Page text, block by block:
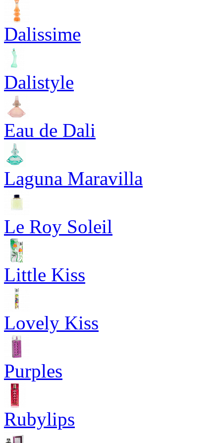
Dalissime
Dalistyle
Eau de Dali
Laguna Maravilla
Le Roy Soleil
Little Kiss
Lovely Kiss
Purples
Rubylips